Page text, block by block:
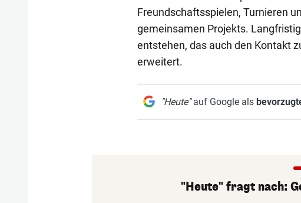
Freundschaftsspielen, Turnieren
gemeinsamen Projekts.
entstehen, das auch den Kontakt
erweitert.
"Heute"auf Google als
"Heute" fragt nach: